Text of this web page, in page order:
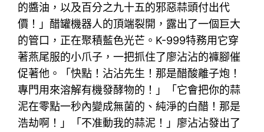
的醬油，以及百分之九十五的邪惡蒜頭付出代
價！」醋罐機器人的頂端裂開，露出了一個巨大
的管口，正在聚積藍色光芒。K-999特務用它穿
著燕尾服的小爪子，一把抓住了廖沾沾的褲腳催
促著他。「快點！沾沾先生！那是醋酸離子炮！
專門用來溶解有機發酵物的！」「它會把你的蒜
泥在零點一秒內變成無菌的、純淨的白醋！那是
浩劫啊！」「不准動我的蒜泥！」廖沾沾發出了